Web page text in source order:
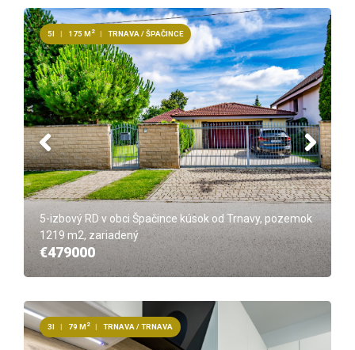
5-izbový RD v obci Špačince kúsok od Trnavy, pozemok
1219 m2, zariadený
€479000
5I | 175 M 2 | TRNAVA / ŠPAČINCE
3I | 79 M 2 | TRNAVA / TRNAVA